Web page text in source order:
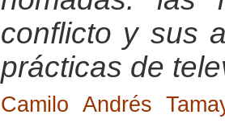
conflicto y sus
prácticas de
Camilo Andrés